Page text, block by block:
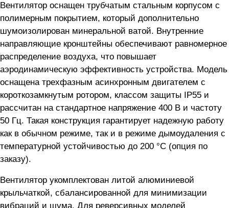
Вентилятор оснащен трубчатым стальным корпусом с
полимерным покрытием, который дополнительно
шумоизолирован минеральной ватой. Внутренние
направляющие кронштейны обеспечивают равномерное
распределение воздуха, что повышает
аэродинамическую эффективность устройства. Модель
оснащена трехфазным асинхронным двигателем с
короткозамкнутым ротором, классом защиты IP55 и
рассчитан на стандартное напряжение 400 В и частоту
50 Гц. Такая конструкция гарантирует надежную работу
как в обычном режиме, так и в режиме дымоудаления с
температурной устойчивостью до 200 °С (опция по
заказу).
Вентилятор укомплектован литой алюминиевой
крыльчаткой, сбалансированной для минимизации
вибраций и шума. Для реверсивных моделей